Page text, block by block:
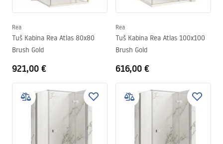
Rea
Tuš Kabina Rea Atlas 80x80
Brush Gold
921,00 €
Rea
Tuš Kabina Rea Atlas 100x100
Brush Gold
616,00 €